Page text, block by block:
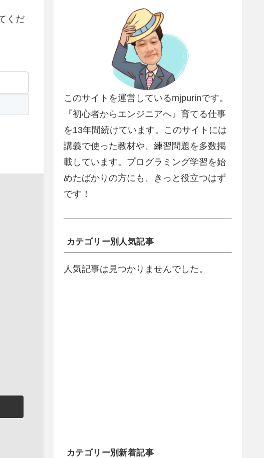
くだ
このサイトを運営しているmjpurinです。
『初心者からエンジニアへ』育てる仕事
を13年間続けています。このサイトには
講義で使った教材や、練習問題を多数掲
載しています。プログラミング学習を始
めたばかりの方にも、きっと役立つはず
です！
カテゴリー別人気記事
人気記事は見つかりませんでした。
カテゴリー別新着記事